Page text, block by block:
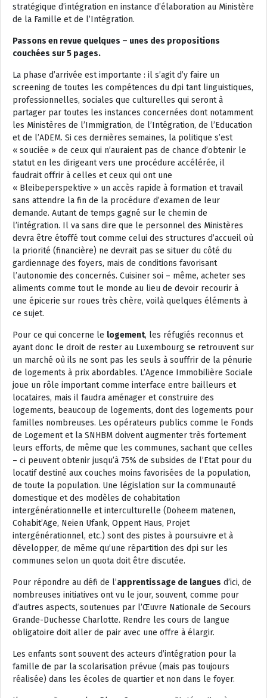
stratégique d’intégration en instance d’élaboration au Ministère
de la Famille et de l’Intégration.
Passons en revue quelques – unes des propositions
couchées sur 5 pages.
La phase d’arrivée est importante : il s’agit d’y faire un
screening de toutes les compétences du dpi tant linguistiques,
professionnelles, sociales que culturelles qui seront à
partager par toutes les instances concernées dont notamment
les Ministères de l’Immigration, de l’Intégration, de l’Education
et de l’ADEM. Si ces dernières semaines, la politique s’est
« souciée » de ceux qui n’auraient pas de chance d’obtenir le
statut en les dirigeant vers une procédure accélérée, il
faudrait offrir à celles et ceux qui ont une
« Bleibeperspektive » un accès rapide à formation et travail
sans attendre la fin de la procédure d’examen de leur
demande. Autant de temps gagné sur le chemin de
l’intégration. Il va sans dire que le personnel des Ministères
devra être étoffé tout comme celui des structures d’accueil où
la priorité (financière) ne devrait pas se situer du côté du
gardiennage des foyers, mais de conditions favorisant
l’autonomie des concernés. Cuisiner soi – même, acheter ses
aliments comme tout le monde au lieu de devoir recourir à
une épicerie sur roues très chère, voilà quelques éléments à
ce sujet.
Pour ce qui concerne le logement, les réfugiés reconnus et
ayant donc le droit de rester au Luxembourg se retrouvent sur
un marché où ils ne sont pas les seuls à souffrir de la pénurie
de logements à prix abordables. L’Agence Immobilière Sociale
joue un rôle important comme interface entre bailleurs et
locataires, mais il faudra aménager et construire des
logements, beaucoup de logements, dont des logements pour
familles nombreuses. Les opérateurs publics comme le Fonds
de Logement et la SNHBM doivent augmenter très fortement
leurs efforts, de même que les communes, sachant que celles
– ci peuvent obtenir jusqu’à 75% de subsides de l’Etat pour du
locatif destiné aux couches moins favorisées de la population,
de toute la population. Une législation sur la communauté
domestique et des modèles de cohabitation
intergénérationnelle et interculturelle (Doheem matenen,
Cohabit’Age, Neien Ufank, Oppent Haus, Projet
intergénérationnel, etc.) sont des pistes à poursuivre et à
développer, de même qu’une répartition des dpi sur les
communes selon un quota doit être discutée.
Pour répondre au défi de l’apprentissage de langues d’ici, de
nombreuses initiatives ont vu le jour, souvent, comme pour
d’autres aspects, soutenues par l’Œuvre Nationale de Secours
Grande-Duchesse Charlotte. Rendre les cours de langue
obligatoire doit aller de pair avec une offre à élargir.
Les enfants sont souvent des acteurs d’intégration pour la
famille de par la scolarisation prévue (mais pas toujours
réalisée) dans les écoles de quartier et non dans le foyer.